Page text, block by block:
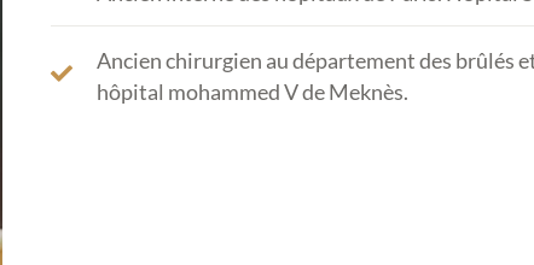
Ancien chirurgien au département des brûlés
hôpital mohammed V de Meknès.